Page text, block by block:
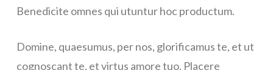
Benedicite omnes qui utuntur hoc productum.
Domine, quaesumus, per nos, glorificamus te, et ut
cognoscant te, et virtus amore tuo. Placere